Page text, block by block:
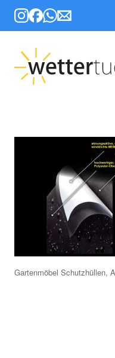
Gartenmöbel Schutzhüllen,